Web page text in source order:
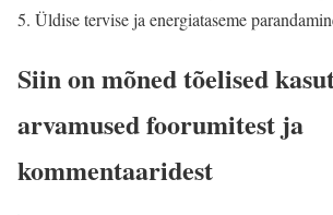
Üldise tervise ja energiataseme
Siin on mõned tõelised
arvamused foorumitest ja
kommentaaridest